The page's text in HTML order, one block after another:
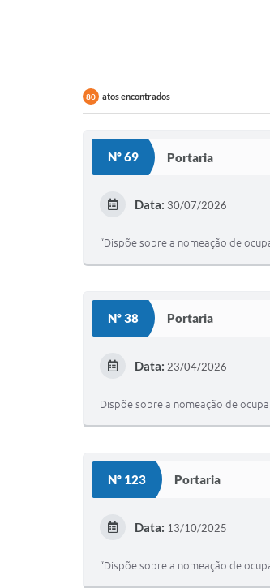
80 atos encontrados
Nº 69 Portaria
Data: 30/07/2026
“Dispõe sobre a nomeação de
Nº 38 Portaria
Data: 23/04/2026
Dispõe sobre a nomeação de
Nº 123 Portaria
Data: 13/10/2025
“Dispõe sobre a nomeação de